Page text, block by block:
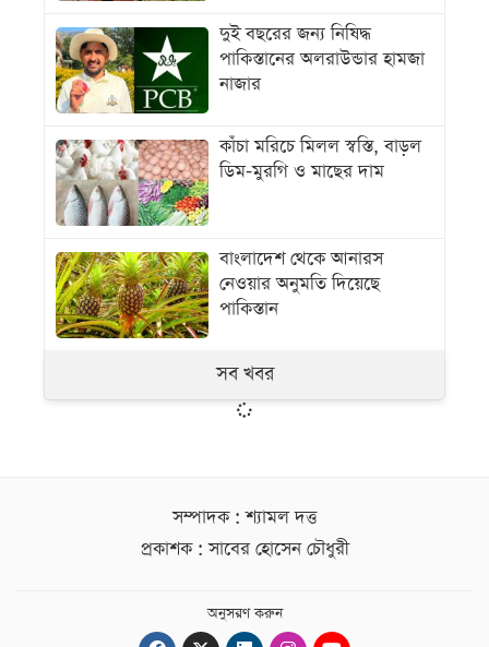
দুই বছরের জন্য নিষিদ্ধ
পাকিস্তানের অলরাউন্ডার হামজা
নাজার
কাঁচা মরিচে মিলল স্বস্তি, বাড়ল
ডিম-মুরগি ও মাছের দাম
বাংলাদেশ থেকে আনারস
নেওয়ার অনুমতি দিয়েছে
পাকিস্তান
সব খবর
সম্পাদক : শ্যামল দত্ত
প্রকাশক : সাবের হোসেন চৌধুরী
অনুসরণ করুন